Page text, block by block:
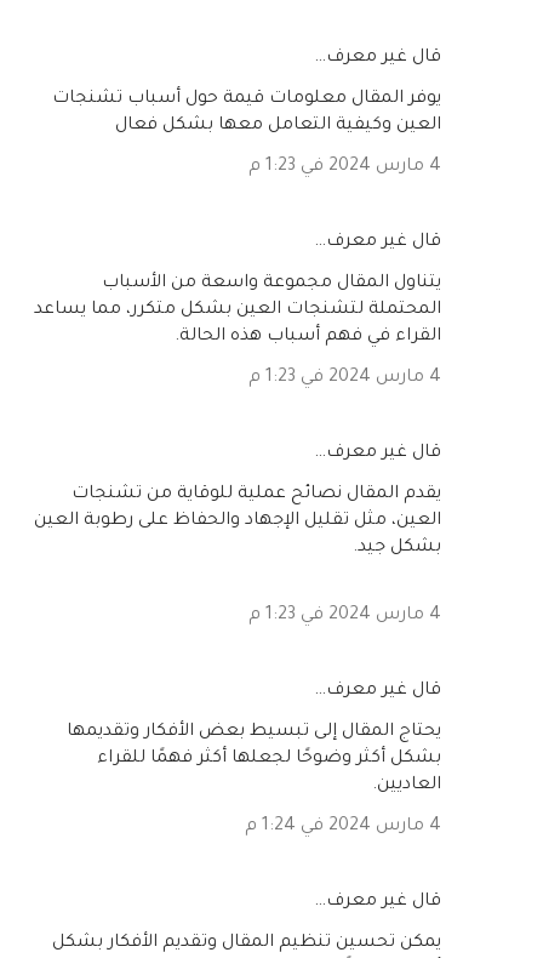
‏قال غير معرف…
يوفر المقال معلومات قيمة حول أسباب تشنجات
العين وكيفية التعامل معها بشكل فعال
4 مارس 2024 في 1:23 م
‏قال غير معرف…
يتناول المقال مجموعة واسعة من الأسباب
المحتملة لتشنجات العين بشكل متكرر، مما يساعد
القراء في فهم أسباب هذه الحالة.
4 مارس 2024 في 1:23 م
‏قال غير معرف…
يقدم المقال نصائح عملية للوقاية من تشنجات
العين، مثل تقليل الإجهاد والحفاظ على رطوبة العين
بشكل جيد.
4 مارس 2024 في 1:23 م
‏قال غير معرف…
يحتاج المقال إلى تبسيط بعض الأفكار وتقديمها
بشكل أكثر وضوحًا لجعلها أكثر فهمًا للقراء
العاديين.
4 مارس 2024 في 1:24 م
‏قال غير معرف…
يمكن تحسين تنظيم المقال وتقديم الأفكار بشكل